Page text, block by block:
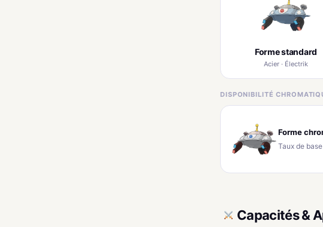
Forme standard
Acier · Électrik
DISPONIBILITÉ
Forme
Taux de
Capacités &